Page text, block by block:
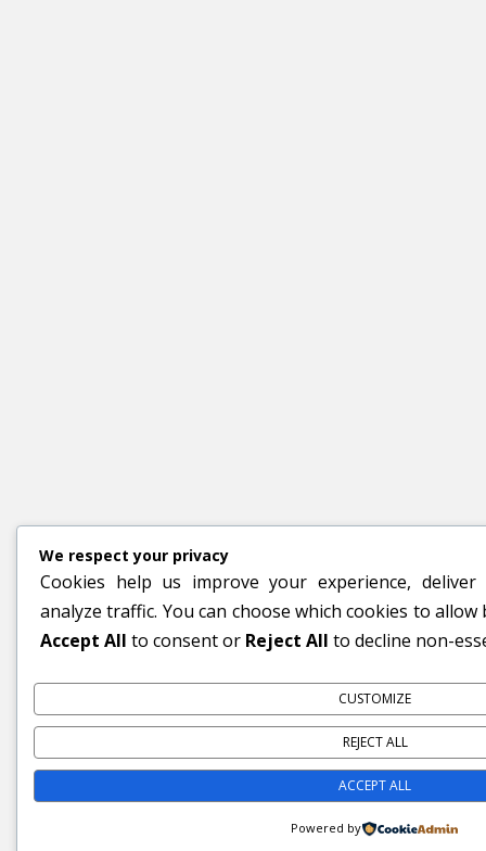
We respect your privacy
Cookies help us improve your experience, deliver
analyze traffic. You can choose which cookies to
Accept All to consent or Reject All to decline non-
CUSTOMIZE
REJECT ALL
ACCEPT ALL
Powered by